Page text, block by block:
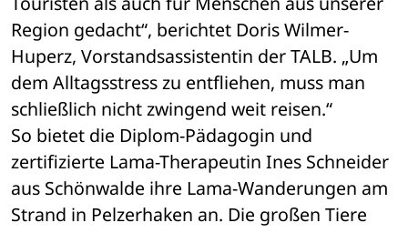
Region gedacht“, berichtet Doris Wilmer-
Huperz, Vorstandsassistentin der TALB. „Um
dem Alltagsstress zu entfliehen, muss man
schließlich nicht zwingend weit reisen.“
So bietet die Diplom-Pädagogin und
zertifizierte Lama-Therapeutin Ines Schneider
aus Schönwalde ihre Lama-Wanderungen am
Strand in Pelzerhaken an. Die großen Tiere